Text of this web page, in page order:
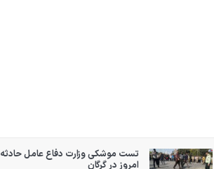
تست موشکی وزارت دفاع عامل حادثه
امروز در گرگان